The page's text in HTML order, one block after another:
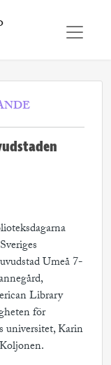
Umeå 7-
Library
för
universitet, Karin